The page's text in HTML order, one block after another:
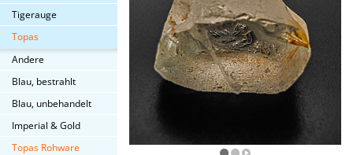
Tigerauge
Topas
Andere
Blau, bestrahlt
Blau, unbehandelt
Imperial & Gold
Topas Rohware